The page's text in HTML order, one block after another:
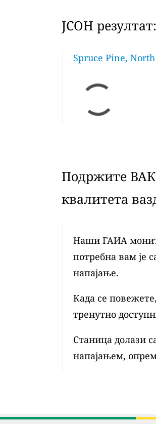
ЈСОН резултат:
Spruce Pine,
Подржите
квалитета
Наши ГАИА
потребна вам је
напајање.
Када се
тренутно
Станица долази
напајањем,